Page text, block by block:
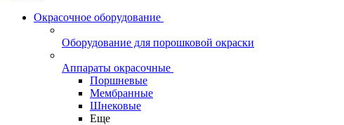
Окрасочное оборудование
Оборудование для порошковой окраски
Аппараты окрасочные
Поршневые
Мембранные
Шнековые
Еще